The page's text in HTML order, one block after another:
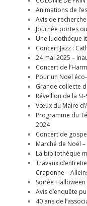
Animations de
Avis de
Journée portes
Une ludothèque
Concert Jazz :
24 mai 2025 –
Concert de
Pour un Noël
Grande collecte
Réveillon de la
Vœux du Maire
Programme du
2024
Concert de
Marché de Noël
La bibliothèque
Travaux
Craponne –
Soirée Halloween
Avis d’enquête
40 ans de